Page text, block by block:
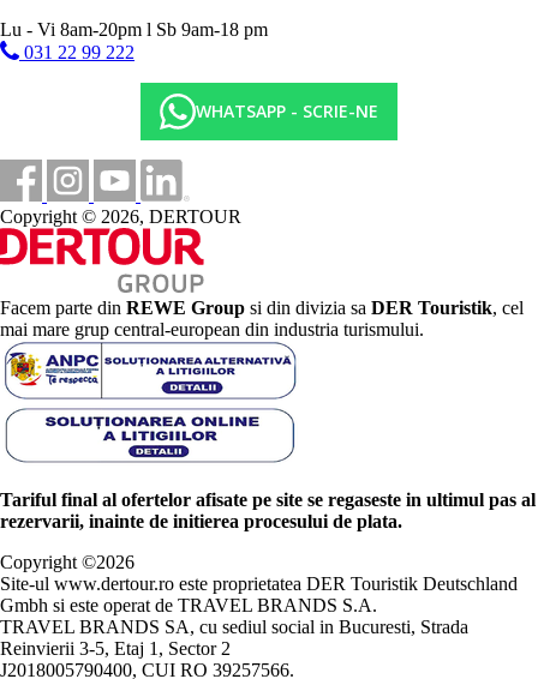
Lu - Vi 8am-20pm l Sb 9am-18 pm
031 22 99 222
WHATSAPP - SCRIE-NE
Copyright © 2026, DERTOUR
Facem parte din REWE Group si din divizia sa DER Touristik, cel
mai mare grup central-european din industria turismului.
Tariful final al ofertelor afisate pe site se regaseste in ultimul pas al
rezervarii, inainte de initierea procesului de plata.
Copyright ©2026
Site-ul www.dertour.ro este proprietatea DER Touristik Deutschland
Gmbh si este operat de TRAVEL BRANDS S.A.
TRAVEL BRANDS SA, cu sediul social in Bucuresti, Strada
Reinvierii 3-5, Etaj 1, Sector 2
J2018005790400, CUI RO 39257566.